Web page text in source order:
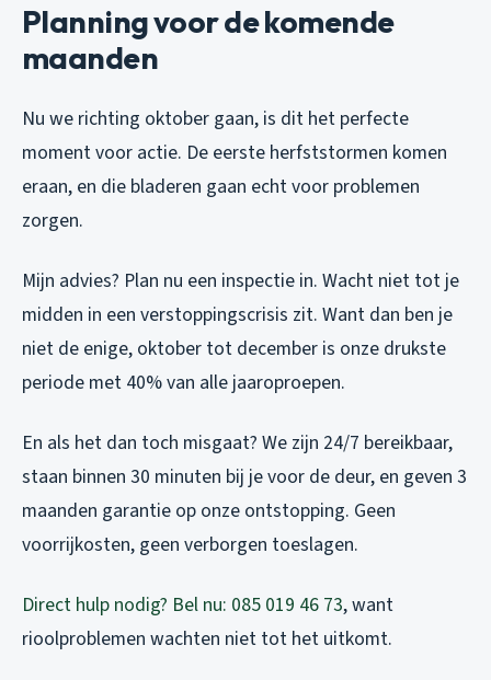
Planning voor de komende
maanden
Nu we richting oktober gaan, is dit het perfecte
moment voor actie. De eerste herfststormen komen
eraan, en die bladeren gaan echt voor problemen
zorgen.
Mijn advies? Plan nu een inspectie in. Wacht niet tot je
midden in een verstoppingscrisis zit. Want dan ben je
niet de enige, oktober tot december is onze drukste
periode met 40% van alle jaaroproepen.
En als het dan toch misgaat? We zijn 24/7 bereikbaar,
staan binnen 30 minuten bij je voor de deur, en geven 3
maanden garantie op onze ontstopping. Geen
voorrijkosten, geen verborgen toeslagen.
Direct hulp nodig? Bel nu: 085 019 46 73, want
rioolproblemen wachten niet tot het uitkomt.